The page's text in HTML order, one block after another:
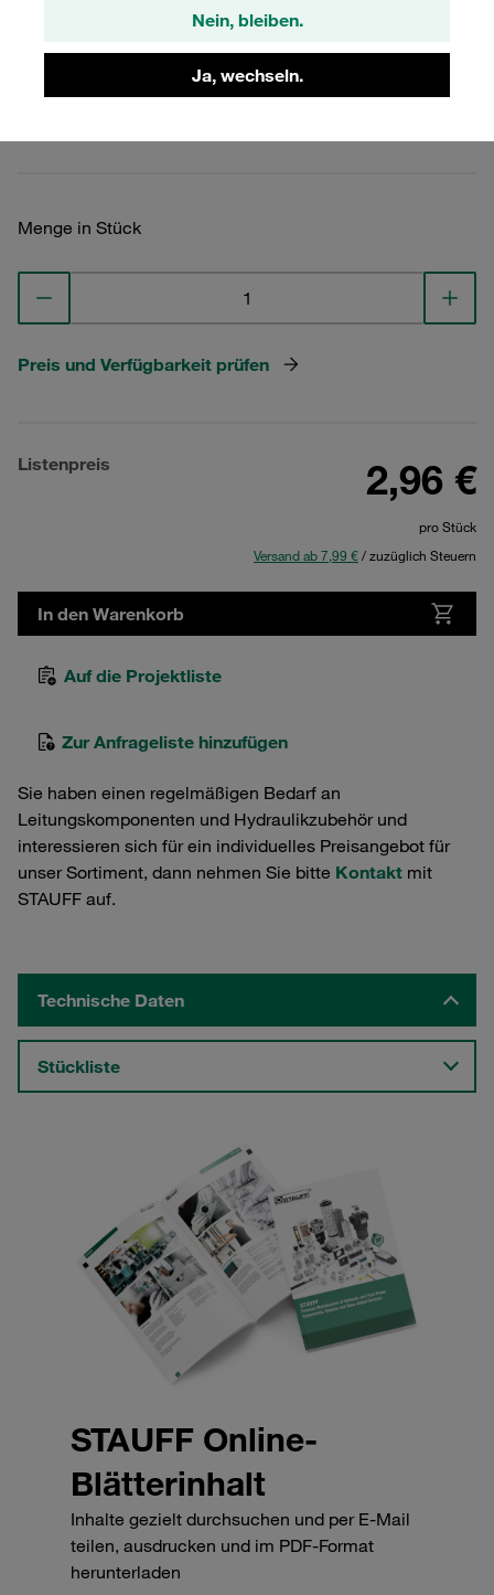
Nein, bleiben.
Ja, wechseln.
SP-213.5-PP-DP-IS-M-W10
STAUFF Materialnr. 1110001155
Menge in Stück
Preis und Verfügbarkeit prüfen
Listenpreis 2,96 €
pro Stück
Versand ab 7,99 €/ zuzüglich Steuern
In den Warenkorb
Auf die Projektliste
Zur Anfrageliste hinzufügen
Sie haben einen regelmäßigen Bedarf an
Leitungskomponenten und Hydraulikzubehör und
interessieren sich für ein individuelles Preisangebot für
unser Sortiment, dann nehmen Sie bitte Kontakt mit
STAUFF auf.
Technische Daten
Stückliste
STAUFF Online-
Blätterinhalt
Inhalte gezielt durchsuchen und per E-Mail
teilen, ausdrucken und im PDF-Format
herunterladen